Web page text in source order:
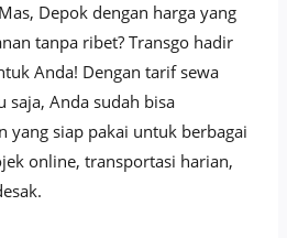
Depok dengan harga yang
tanpa ribet? Transgo hadir
Anda! Dengan tarif sewa
Anda sudah bisa
yang siap pakai untuk berbagai
online, transportasi harian,